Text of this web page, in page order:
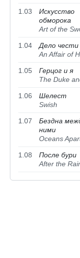
1.03
Искусство
обморока
Art of the
1.04
Дело чести
An Affair of
1.05
Герцог и я
The Duke
1.06
Шелест
Swish
1.07
Бездна
ними
Oceans
1.08
После бури
After the